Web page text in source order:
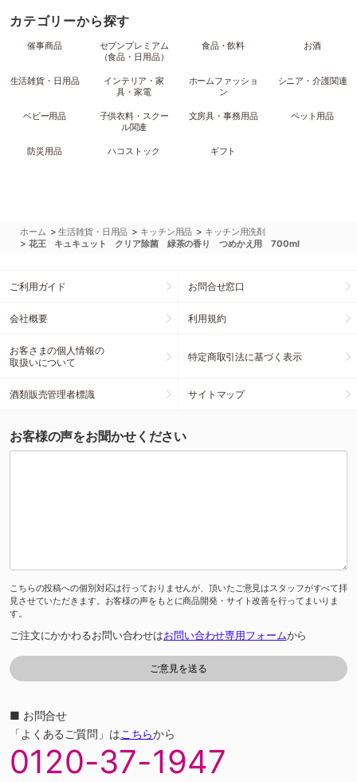
カテゴリーから探す
催事商品
セブンプレミアム
（食品・日用品）
食品・飲料 お酒
生活雑貨・日用品
インテリア・家
具・家電
ホームファッショ
ン
シニア・介護関連
ベビー用品
子供衣料・スクー
ル関連
文房具・事務用品 ペット用品
防災用品 ハコストック ギフト
ホーム >生活雑貨・日用品 > キッチン用品 > キッチン用洗剤
> 花王 キュキュット クリア除菌 緑茶の香り つめかえ用 700ml
ご利用ガイド お問合せ窓口
会社概要 利用規約
お客さまの個人情報の
取扱いについて
特定商取引法に基づく表示
酒類販売管理者標識 サイトマップ
お客様の声をお聞かせください
こちらの投稿への個別対応は行っておりませんが、頂いたご意見はスタッフがすべて拝
見させていただきます。お客様の声をもとに商品開発・サイト改善を行ってまいりま
す。
ご注文にかかわるお問い合わせはお問い合わせ専用フォームから
■ お問合せ
「よくあるご質問」はこちらから
0120-37-1947